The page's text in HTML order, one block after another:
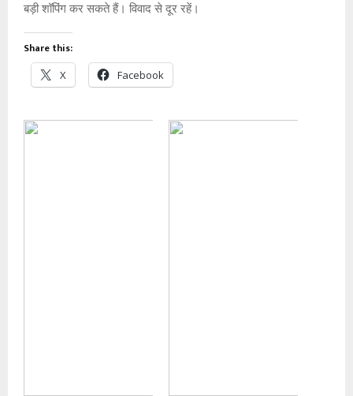
बड़ी शॉपिंग कर सकते हैं। विवाद से दूर रहें।
Share this:
X Facebook